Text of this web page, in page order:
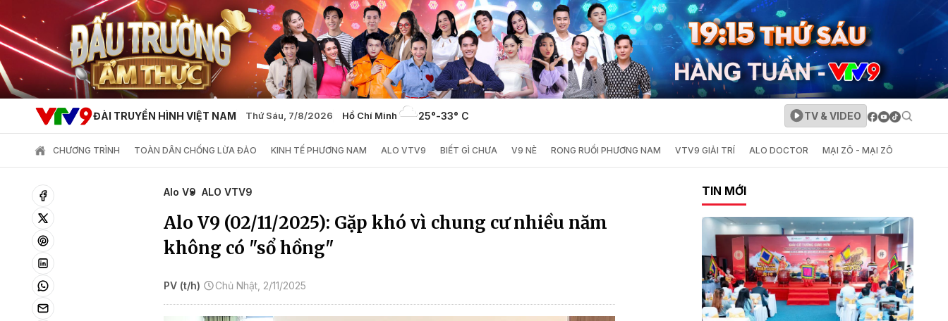
ĐÀI TRUYỀN HÌNH VIỆT NAM Thứ Sáu, 7/8/2026 Hồ Chí Minh 25°-33° C TV & VIDEO
CHƯƠNG TRÌNH TOÀN DÂN CHỐNG LỪA ĐẢO KINH TẾ PHƯƠNG NAM ALO VTV9 BIẾT GÌ CHƯA V9 NÈ RONG RUỔI PHƯƠNG NAM VTV9 GIẢI TRÍ ALO DOCTOR MẠI ZÔ - MẠI ZÔ
Alo V9 ALO VTV9
Alo V9 (02/11/2025): Gặp khó vì chung cư nhiều năm
không có "sổ hồng"
PV (t/h) Chủ Nhật, 2/11/2025
TIN MỚI